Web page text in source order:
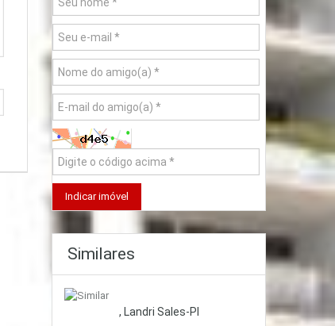
Similares
, Landri Sales-PI